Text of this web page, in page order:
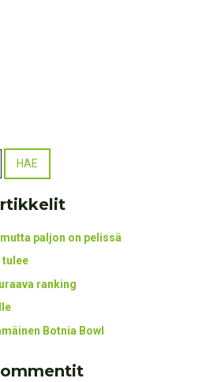
paljon on pelissä
tulee
ranking
Botnia Bowl